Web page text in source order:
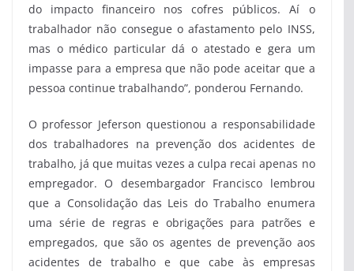
do impacto financeiro nos cofres públicos. Aí o
trabalhador não consegue o afastamento pelo INSS,
mas o médico particular dá o atestado e gera um
impasse para a empresa que não pode aceitar que a
pessoa continue trabalhando”, ponderou Fernando.
O professor Jeferson questionou a responsabilidade
dos trabalhadores na prevenção dos acidentes de
trabalho, já que muitas vezes a culpa recai apenas no
empregador. O desembargador Francisco lembrou
que a Consolidação das Leis do Trabalho enumera
uma série de regras e obrigações para patrões e
empregados, que são os agentes de prevenção aos
acidentes de trabalho e que cabe às empresas